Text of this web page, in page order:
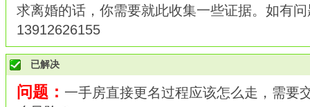
求离婚的话，你需要就此收集一些证据。如有
13912626155
已解决
问题： 一手房直接更名过程应该怎么走，需要